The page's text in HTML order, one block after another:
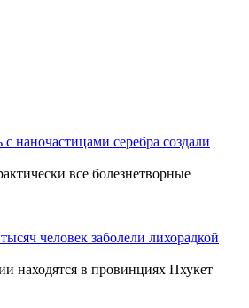
наночастицами серебра создали
все болезнетворные
человек заболели лихорадкой
находятся в провинциях Пхукет